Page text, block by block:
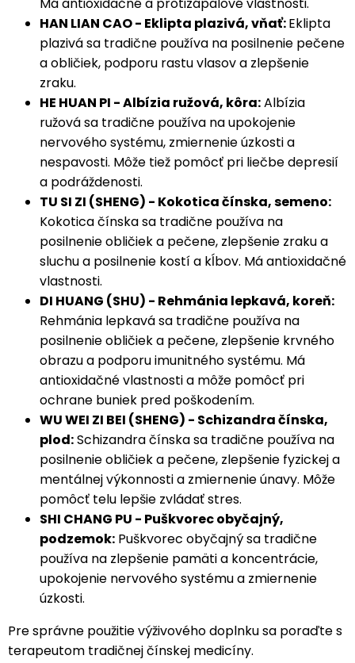
Má antioxidačné a protizápalové vlastnosti.
HAN LIAN CAO - Eklipta plazivá, vňať:Eklipta
plazivá sa tradične používa na posilnenie pečene
a obličiek, podporu rastu vlasov a zlepšenie
zraku.
HE HUAN PI - Albízia ružová, kôra:Albízia
ružová sa tradične používa na upokojenie
nervového systému, zmiernenie úzkosti a
nespavosti. Môže tiež pomôcť pri liečbe depresií
a podráždenosti.
TU SI ZI (SHENG) - Kokotica čínska, semeno:
Kokotica čínska sa tradične používa na
posilnenie obličiek a pečene, zlepšenie zraku a
sluchu a posilnenie kostí a kĺbov. Má antioxidačné
vlastnosti.
DI HUANG (SHU) - Rehmánia lepkavá, koreň:
Rehmánia lepkavá sa tradične používa na
posilnenie obličiek a pečene, zlepšenie krvného
obrazu a podporu imunitného systému. Má
antioxidačné vlastnosti a môže pomôcť pri
ochrane buniek pred poškodením.
WU WEI ZI BEI (SHENG) - Schizandra čínska,
plod:Schizandra čínska sa tradične používa na
posilnenie obličiek a pečene, zlepšenie fyzickej a
mentálnej výkonnosti a zmiernenie únavy. Môže
pomôcť telu lepšie zvládať stres.
SHI CHANG PU - Puškvorec obyčajný,
podzemok: Puškvorec obyčajný sa tradične
používa na zlepšenie pamäti a koncentrácie,
upokojenie nervového systému a zmiernenie
úzkosti.
Pre správne použitie výživového doplnku sa poraďte s
terapeutom tradičnej čínskej medicíny.